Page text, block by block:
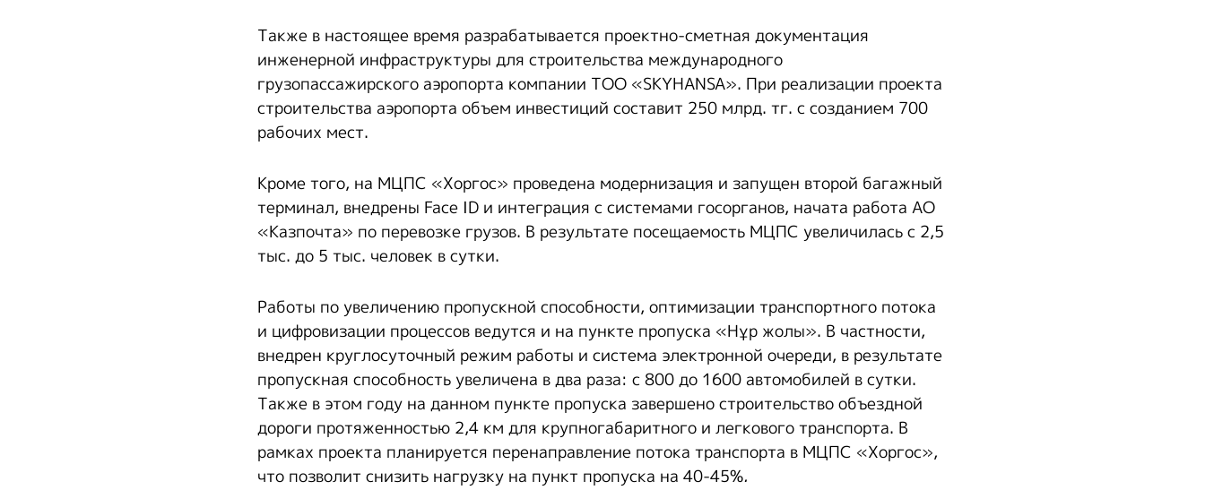
Также в настоящее время разрабатывается проектно-сметная документация
инженерной инфраструктуры для строительства международного
грузопассажирского аэропорта компании ТОО «SKYHANSA». При реализации проекта
строительства аэропорта объем инвестиций составит 250 млрд. тг. с созданием 700
рабочих мест.
Кроме того, на МЦПС «Хоргос» проведена модернизация и запущен второй багажный
терминал, внедрены Face ID и интеграция с системами госорганов, начата работа АО
«Казпочта» по перевозке грузов. В результате посещаемость МЦПС увеличилась с 2,5
тыс. до 5 тыс. человек в сутки.
Работы по увеличению пропускной способности, оптимизации транспортного потока
и цифровизации процессов ведутся и на пункте пропуска «Нұр жолы». В частности,
внедрен круглосуточный режим работы и система электронной очереди, в результате
пропускная способность увеличена в два раза: с 800 до 1600 автомобилей в сутки.
Также в этом году на данном пункте пропуска завершено строительство объездной
дороги протяженностью 2,4 км для крупногабаритного и легкового транспорта. В
рамках проекта планируется перенаправление потока транспорта в МЦПС «Хоргос»,
что позволит снизить нагрузку на пункт пропуска на 40-45%.